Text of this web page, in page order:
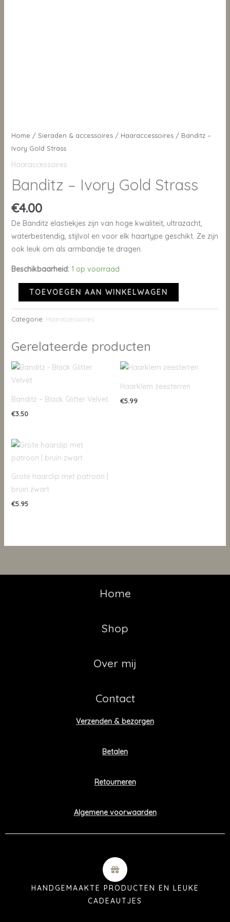
Home / Sieraden & accessoires/ Haaraccessoires/ Banditz –
Ivory Gold Strass
Haaraccessoires
Banditz – Ivory Gold Strass
€4.00
De Banditz elastiekjes zijn van hoge kwaliteit, ultrazacht,
waterbestendig, stijlvol en voor elk haartype geschikt. Ze zijn
ook leuk om als armbandje te dragen.
Beschikbaarheid: 1 op voorraad
TOEVOEGEN AAN WINKELWAGEN
Categorie: Haaraccessoires
Gerelateerde producten
Banditz – Black Glitter Velvet
€3.50
Haarklem zeesterren
€5.99
Grote haarclip met patroon |
bruin zwart
€5.95
Home
Shop
Over mij
Contact
Verzenden & bezorgen
Betalen
Retourneren
Algemene voorwaarden
HANDGEMAAKTE PRODUCTEN EN LEUKE
CADEAUTJES